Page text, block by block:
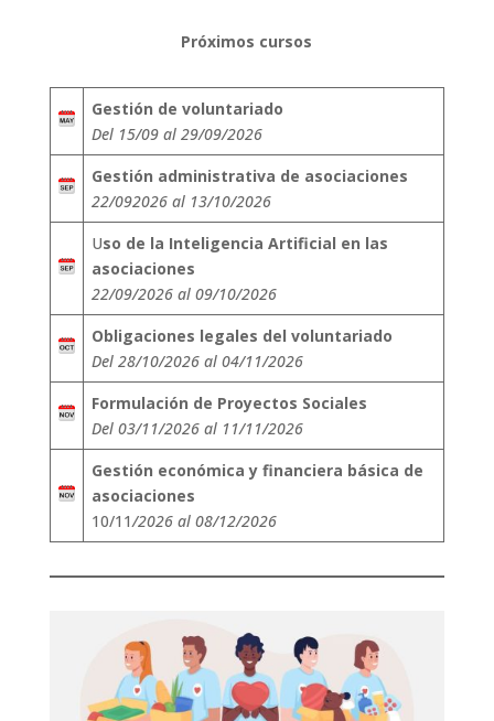
Próximos cursos
Gestión de voluntariado
Del 15/09 al 29/09/2026
Gestión administrativa de asociaciones
22/092026 al 13/10/2026
Uso de la Inteligencia Artificial en las
asociaciones
22/09/2026 al 09/10/2026
Obligaciones legales del voluntariado
Del 28/10/2026 al 04/11/2026
Formulación de Proyectos Sociales
Del 03/11/2026 al 11/11/2026
Gestión económica y financiera básica de
asociaciones
10/11/2026 al 08/12/2026